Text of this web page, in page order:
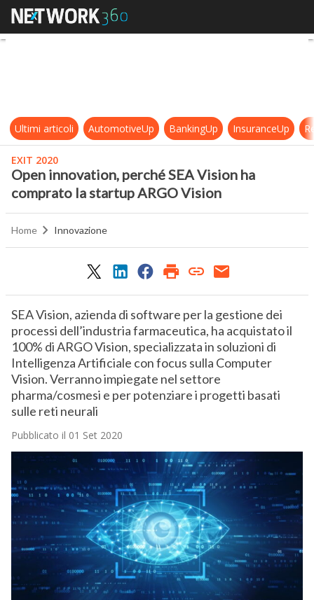
Open innovation, perché SEA
Ultimi articoli AutomotiveUp BankingUp InsuranceUp
EXIT 2020
Open innovation, perché SEA Vision ha
comprato la startup ARGO Vision
Home Innovazione
SEA Vision, azienda di software per la gestione dei
processi dell’industria farmaceutica, ha acquistato il
100% di ARGO Vision, specializzata in soluzioni di
Intelligenza Artificiale con focus sulla Computer
Vision. Verranno impiegate nel settore
pharma/cosmesi e per potenziare i progetti basati
sulle reti neurali
Pubblicato il 01 Set 2020